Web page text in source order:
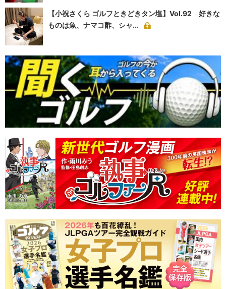
【小祝さくら ゴルフときどきタン塩】Vol.92 好きな
ものは魚、ナマコ酢、シャ...